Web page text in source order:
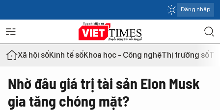
Đăng nhập
Xã hội sốKinh tế sốKhoa học - Công nghệThị trường số
Nhờ đâu giá trị tài sản Elon Musk
gia tăng chóng mặt?